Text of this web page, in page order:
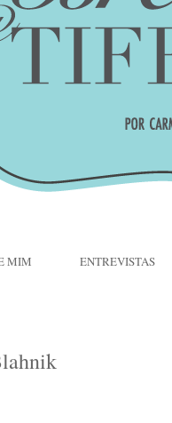
MIM ENTREVISTAS